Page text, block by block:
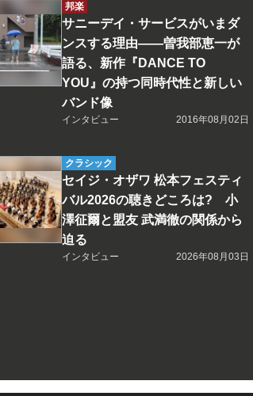
邦楽
サニーデイ・サービスがいまダ
ンスする理由――曽我部恵一が
語る、新作『DANCE TO
YOU』の持つ同時代性と新しい
バンド像
インタビュー 2016年08月02日
クラシック
セイジ・オザワ 松本フェスティ
バル2026の聴きどころは? 小
澤征爾と盟友 武満徹の関係から
迫る
インタビュー 2026年08月03日